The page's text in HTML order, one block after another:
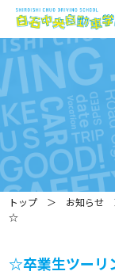
トップ お知らせ
☆
☆卒業生ツーリ